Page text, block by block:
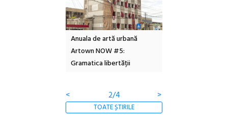
Anuala de artă urbană
Artown NOW #5:
Gramatica libertății
< 2/4 >
TOATE ȘTIRILE